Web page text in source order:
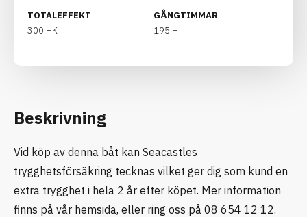
TOTALEFFEKT
300 HK
GÅNGTIMMAR
195 H
Beskrivning
Vid köp av denna båt kan Seacastles
trygghetsförsäkring tecknas vilket ger dig som kund en
extra trygghet i hela 2 år efter köpet. Mer information
finns på vår hemsida, eller ring oss på 08 654 12 12.